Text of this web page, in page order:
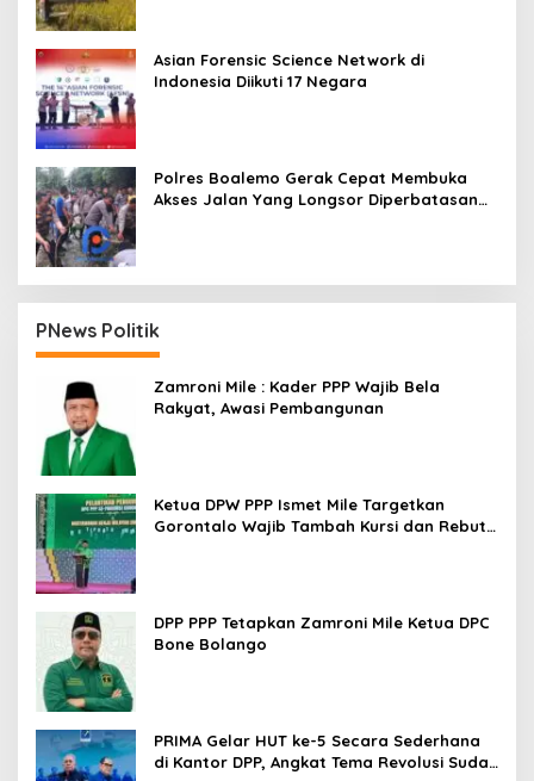
Asian Forensic Science Network di
Indonesia Diikuti 17 Negara
Polres Boalemo Gerak Cepat Membuka
Akses Jalan Yang Longsor Diperbatasan
PNews Politik
Zamroni Mile : Kader PPP Wajib Bela
Rakyat, Awasi Pembangunan
Ketua DPW PPP Ismet Mile Targetkan
Gorontalo Wajib Tambah Kursi dan Rebut
DPP PPP Tetapkan Zamroni Mile Ketua DPC
Bone Bolango
PRIMA Gelar HUT ke-5 Secara Sederhana
di Kantor DPP, Angkat Tema Revolusi Sudah